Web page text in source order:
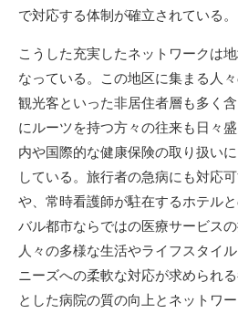
で対応する体制が確立されている。
こうした充実したネットワークは
なっている。この地区に集まる人
観光客といった非居住者層も多く
にルーツを持つ方々の往来も日々
内や国際的な健康保険の取り扱い
している。旅行者の急病にも対応
や、常時看護師が駐在するホテル
バル都市ならではの医療サービス
人々の多様な生活やライフスタイ
ニーズへの柔軟な対応が求められ
とした病院の質の向上とネットワー